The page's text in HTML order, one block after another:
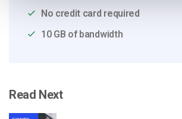
No credit card required
10 GB of bandwidth
Read Next